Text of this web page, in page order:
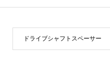
ドライブシャフトスペーサー